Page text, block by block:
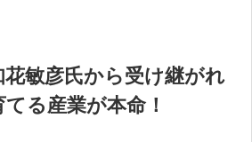
花敏彦氏から受け継がれ
る産業が本命！